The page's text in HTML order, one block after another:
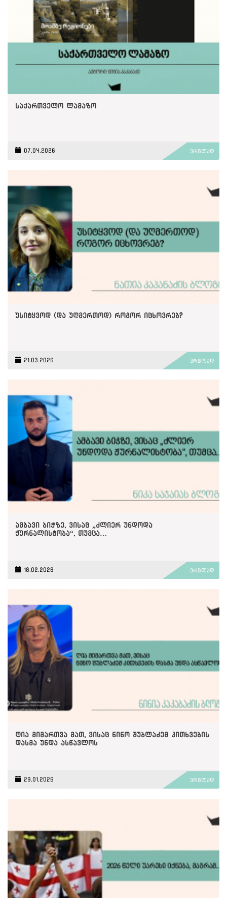
საქართველო ლამაზო
07.04.2026 ვრცლად
უსიტყვოდ (და უღმერთოდ) როგორ იცხოვრებ?
21.03.2026 ვრცლად
ამბავი ბიჭზე, ვისაც „ძლიერ უნდოდა
ჟურნალისტობა“, თუმცა…
18.02.2026 ვრცლად
ღია მიმართვა მათ, ვისაც ნინო შუბლაძემ კითხვების
დასმა უნდა ასწავლოს
29.01.2026 ვრცლად